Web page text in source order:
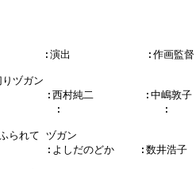
:演出            :作画監督
ヅガン
:西村純二        :中嶋敦子
:                :
られて ヅガン
:よしだのどか    :数井浩子